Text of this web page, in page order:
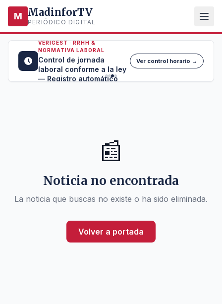
M MadinforTV
PERIÓDICO DIGITAL
VERIGEST · RRHH &
NORMATIVA LABORAL
Control de jornada
laboral conforme a la ley
— Registro automático
Ver control horario →
📰
Noticia no encontrada
La noticia que buscas no existe o ha sido eliminada.
Volver a portada